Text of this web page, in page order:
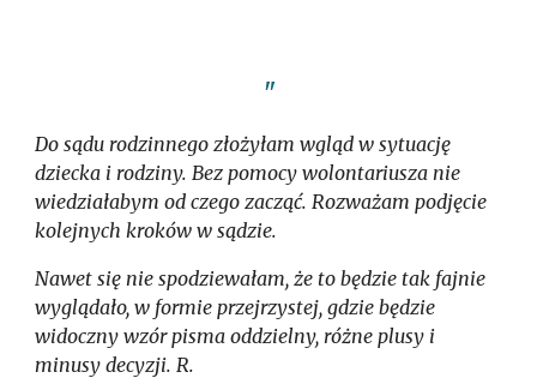
"
Do sądu rodzinnego złożyłam wgląd w sytuację
dziecka i rodziny. Bez pomocy wolontariusza nie
wiedziałabym od czego zacząć. Rozważam podjęcie
kolejnych kroków w sądzie.
Nawet się nie spodziewałam, że to będzie tak fajnie
wyglądało, w formie przejrzystej, gdzie będzie
widoczny wzór pisma oddzielny, różne plusy i
minusy decyzji. R.